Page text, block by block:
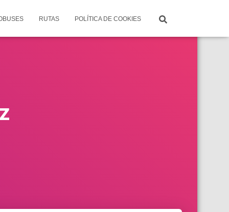
RUTAS POLÍTICA DE COOKIES